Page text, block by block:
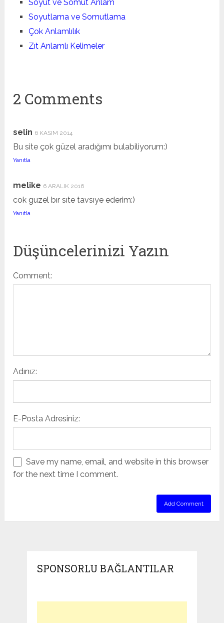
Soyut ve Somut Anlam
Soyutlama ve Somutlama
Çok Anlamlılık
Zıt Anlamlı Kelimeler
2 Comments
selin 6 KASIM 2014
Bu site çok güzel aradığımı bulabiliyorum:)
Yanıtla
melike 6 ARALIK 2016
cok guzel bır sıte tavsıye ederim:)
Yanıtla
Düşüncelerinizi Yazın
Comment:
Adınız:
E-Posta Adresiniz:
Save my name, email, and website in this browser
for the next time I comment.
SPONSORLU BAĞLANTILAR